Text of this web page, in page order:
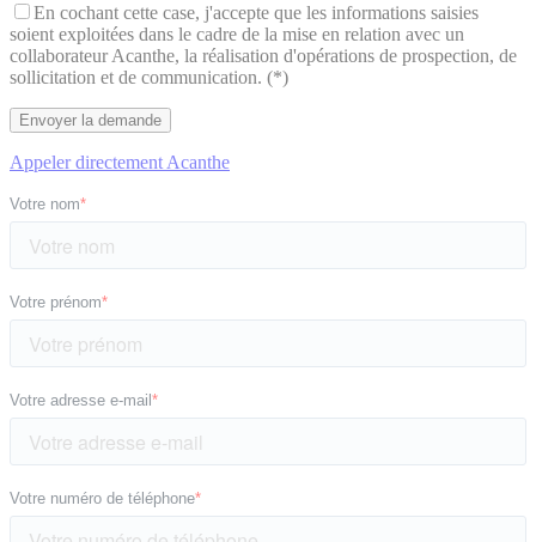
En cochant cette case, j'accepte que les informations saisies
soient exploitées dans le cadre de la mise en relation avec un
collaborateur Acanthe, la réalisation d'opérations de prospection, de
sollicitation et de communication. (*)
Appeler directement Acanthe